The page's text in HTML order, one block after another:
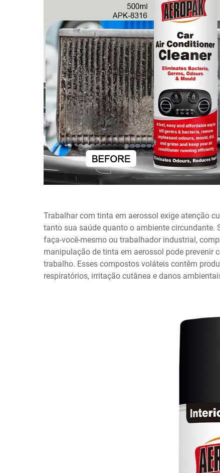
Trabalhar com tinta em aerossol exige atenção
tanto sua saúde quanto o ambiente circundante.
faça-você-mesmo ou trabalhador industrial,
manipulação de tinta em aerossol pode prevenir
trabalho. Esses compostos voláteis contêm
respiratórios, irritação cutânea e danos